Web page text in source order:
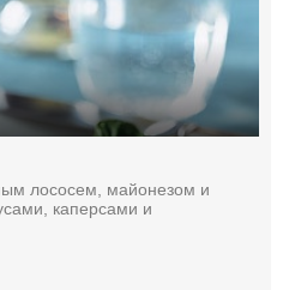
лососем, майонезом и
каперсами и